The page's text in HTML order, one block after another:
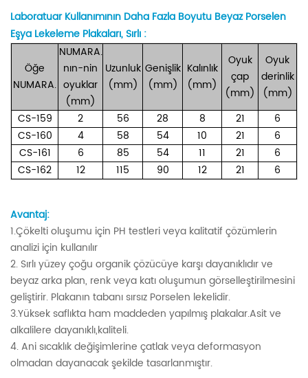
Laboratuar Kullanımının Daha Fazla Boyutu Beyaz Porselen
Eşya Lekeleme Plakaları, Sırlı :
Öğe
NUMARA.
NUMARA.
nın-nin
oyuklar
(mm)
Uzunluk
(mm)
Genişlik
(mm)
Kalınlık
(mm)
Oyuk
çap
(mm)
Oyuk
derinlik
(mm)
CS-159
2 56 28 8 21
6
CS-160
4 58 54 10 21
6
CS-161
6 85 54 11 21
6
CS-162
12 115 90 12 21 6
Avantaj:
1.Çökelti oluşumu için PH testleri veya kalitatif çözümlerin
analizi için kullanılır
2. Sırlı yüzey çoğu organik çözücüye karşı dayanıklıdır ve
beyaz arka plan, renk veya katı oluşumun görselleştirilmesini
geliştirir. Plakanın tabanı sırsız Porselen lekelidir.
3.Yüksek saflıkta ham maddeden yapılmış plakalar.Asit ve
alkalilere dayanıklı,kaliteli.
4. Ani sıcaklık değişimlerine çatlak veya deformasyon
olmadan dayanacak şekilde tasarlanmıştır.